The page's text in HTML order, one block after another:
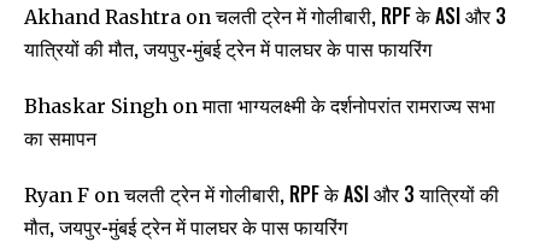
Akhand Rashtra onचलती ट्रेन में गोलीबारी, RPF के ASI और 3
यात्रियों की मौत, जयपुर-मुंबई ट्रेन में पालघर के पास फायरिंग
Bhaskar Singh onमाता भाग्यलक्ष्मी के दर्शनोपरांत रामराज्य सभा
का समापन
Ryan F onचलती ट्रेन में गोलीबारी, RPF के ASI और 3 यात्रियों की
मौत, जयपुर-मुंबई ट्रेन में पालघर के पास फायरिंग